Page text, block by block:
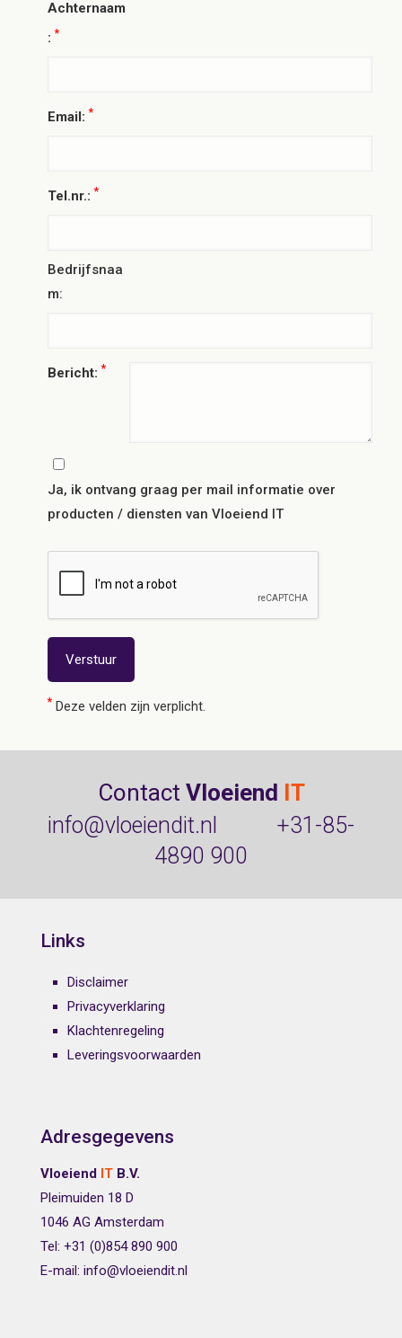
Achternaam
: *
Email: *
Tel.nr.: *
Bedrijfsnaa
m:
Bericht: *
Ja, ik ontvang graag per mail informatie over
producten / diensten van Vloeiend IT
* Deze velden zijn verplicht.
Contact Vloeiend IT
info@vloeiendit.nl
+31-85-
4890 900
Links
Disclaimer
Privacyverklaring
Klachtenregeling
Leveringsvoorwaarden
Adresgegevens
Vloeiend IT B.V.
Pleimuiden 18 D
1046 AG Amsterdam
Tel: +31 (0)854 890 900
E-mail: info@vloeiendit.nl